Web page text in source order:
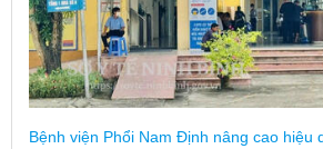
Bệnh viện Phổi Nam Định nâng cao hiệu